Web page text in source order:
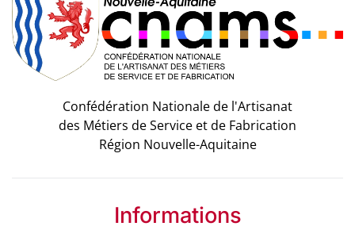
Confédération Nationale de l'Artisanat
des Métiers de Service et de Fabrication
Région Nouvelle-Aquitaine
Informations